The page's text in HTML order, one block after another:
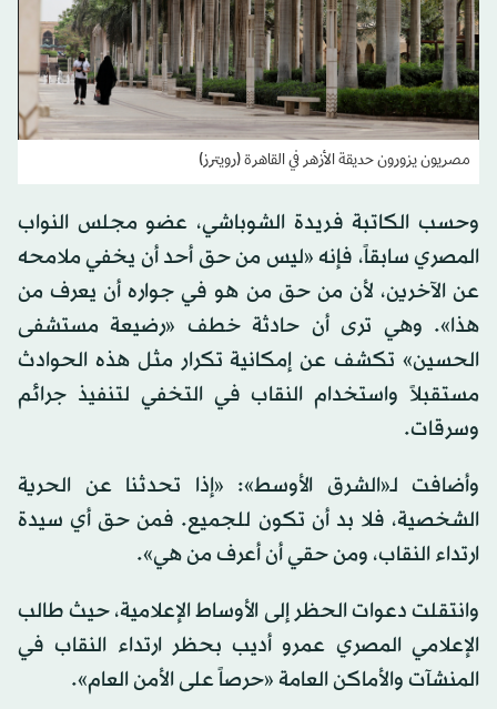
مصريون يزورون حديقة الأزهر في القاهرة (رويترز)
وحسب الكاتبة فريدة الشوباشي، عضو مجلس النواب
المصري سابقاً، فإنه «ليس من حق أحد أن يخفي ملامحه
عن الآخرين، لأن من حق من هو في جواره أن يعرف من
هذا». وهي ترى أن حادثة خطف «رضيعة مستشفى
الحسين» تكشف عن إمكانية تكرار مثل هذه الحوادث
مستقبلاً واستخدام النقاب في التخفي لتنفيذ جرائم
وسرقات.
وأضافت لـ«الشرق الأوسط»: «إذا تحدثنا عن الحرية
الشخصية، فلا بد أن تكون للجميع. فمن حق أي سيدة
ارتداء النقاب، ومن حقي أن أعرف من هي».
وانتقلت دعوات الحظر إلى الأوساط الإعلامية، حيث طالب
الإعلامي المصري عمرو أديب بحظر ارتداء النقاب في
المنشآت والأماكن العامة «حرصاً على الأمن العام».